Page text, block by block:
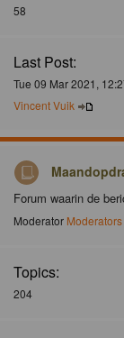
58
Last Post:
Tue 09 Mar 2021,
Vincent Vuik
Forum waarin de
Moderator Moderators
Topics:
204